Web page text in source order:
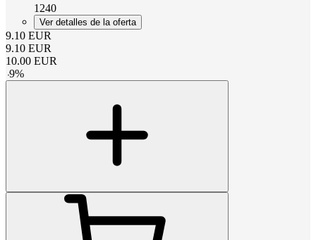
1240
Ver detalles de la oferta
9.10 EUR
9.10 EUR
10.00 EUR
-9%